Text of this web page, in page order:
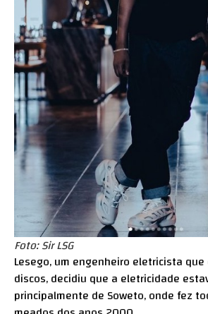
Foto: Sir LSG
Lesego, um engenheiro eletricista
discos, decidiu que a eletricidade
principalmente de Soweto, onde fez